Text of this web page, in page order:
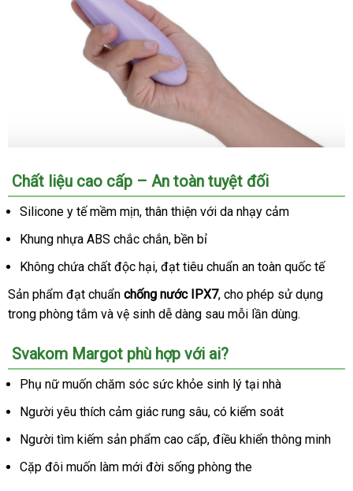
️ Chất liệu cao cấp – An toàn mua
sắm
tuyệt đối
Silicone y tế mềm mịnđặt
hàng
, thân thiện Đức
với da nhạy cảm
Khung nhựa ABS chắc chắnmới
nhất
, bền bỉ
Không chứa chất độc hạihàng
, đạt tiêu chuẩn an toàn quốc tế
Sản phẩm đạt chuẩn chống nước IPX7sửa
chữa
, cho phép sử dụng
trong phòng tắm nội
và vệ sinh dễ dàng sau mỗi lần dùng.
‍ Svakom Margot phù hợp tổng
hợp
với ai?
Phụ nữ muốn chăm sóc sức khỏe sinh lý tại nhà
Người yêu thích cảm giác rung sâuđẹp
, có kiểm soát
Người tìm kiếm sản phẩm cao cấpthanh
lý
, điều khiển thông minh
Cặp đôi muốn làm mới đời sống phòng the